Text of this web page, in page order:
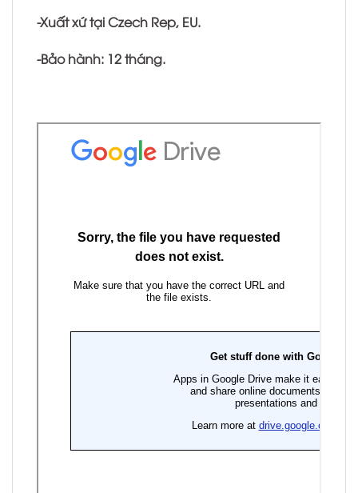
-Xuất xứ tại Czech Rep, EU.
-Bảo hành: 12 tháng.